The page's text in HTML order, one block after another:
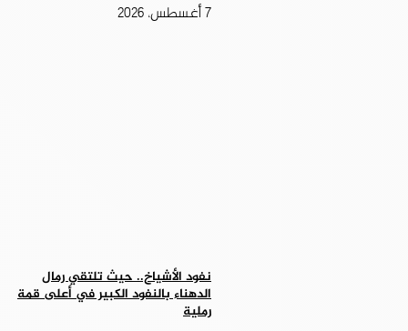
7 أغسطس، 2026
نفود الأشياخ.. حيث تلتقي رمال
الدهناء بالنفود الكبير في أعلى قمة
رملية